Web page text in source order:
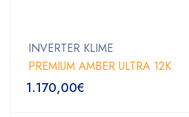
INVERTER KLIME
PREMIUM AMBER ULTRA 12K
1.170,00€